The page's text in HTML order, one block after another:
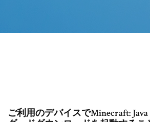
ご利用のデバイスでMinecraft: